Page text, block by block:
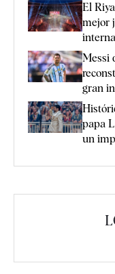
El
mejor
Messi
gran
papa
un